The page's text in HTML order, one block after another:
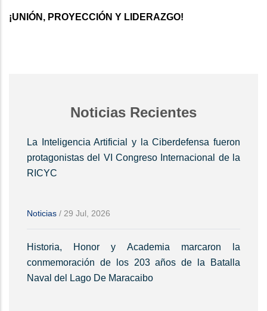
¡UNIÓN, PROYECCIÓN Y LIDERAZGO!
Noticias Recientes
La Inteligencia Artificial y la Ciberdefensa fueron
protagonistas del VI Congreso Internacional de la
RICYC
Noticias / 29 Jul, 2026
Historia, Honor y Academia marcaron la
conmemoración de los 203 años de la Batalla
Naval del Lago De Maracaibo